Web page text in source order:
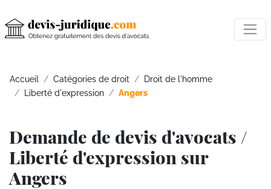
Accueil Catégories de droit
Droit de l'homme
Liberté d'expression
Angers
Demande de devis d'avocats /
Liberté d'expression sur
Angers